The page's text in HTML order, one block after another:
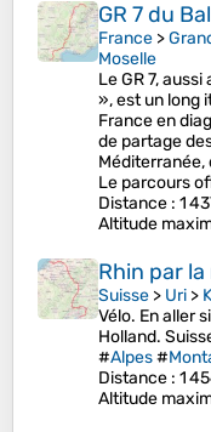
GR 7 du
France >
Moselle
Le GR 7,
», est un long
France en
de partage
Méditerranée,
Le parcours
Distance : 1
Altitude
Rhin par
Suisse > Uri >
Vélo. En aller
Holland.
#Alpes#
Distance : 1
Altitude